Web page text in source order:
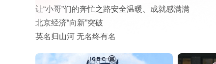
让“小哥”们的奔忙之路安全温暖、成就感满满
北京经济“向新”突破
英名归山河 无名终有名